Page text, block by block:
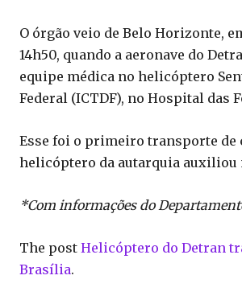
O órgão veio de Belo Horizonte,
14h50, quando a aeronave do
equipe médica no helicóptero
Federal (ICTDF), no Hospital das
Esse foi o primeiro transporte de
helicóptero da autarquia auxiliou
*Com informações do
The post Helicóptero do Detran
Brasília.